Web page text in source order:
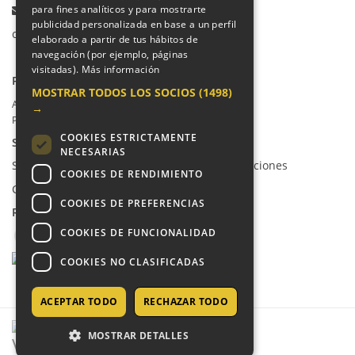
Email:
colegio@villalkor.com
PRIVACIDAD
Aviso legal / Política de privacidad
Política de cookies
SUGERENCIAS Y CANAL DE DENUNCIAS
Sugerencias, Quejas, Reclamaciones y Felicitaciones
Canal de denuncias
REDES SOCIALES
COPYRIGHT © 2026 - COLEGIO VILLALKOR
para fines analíticos y para mostrarte
publicidad personalizada en base a un perfil
elaborado a partir de tus hábitos de
navegación (por ejemplo, páginas
visitadas). Más información
MOSTRAR TODOS LOS SOCIOS (1498)
→
COOKIES ESTRICTAMENTE
NECESARIAS
COOKIES DE RENDIMIENTO
COOKIES DE PREFERENCIAS
COOKIES DE FUNCIONALIDAD
COOKIES NO CLASIFICADAS
ACEPTAR TODO RECHAZAR TODO
MOSTRAR DETALLES